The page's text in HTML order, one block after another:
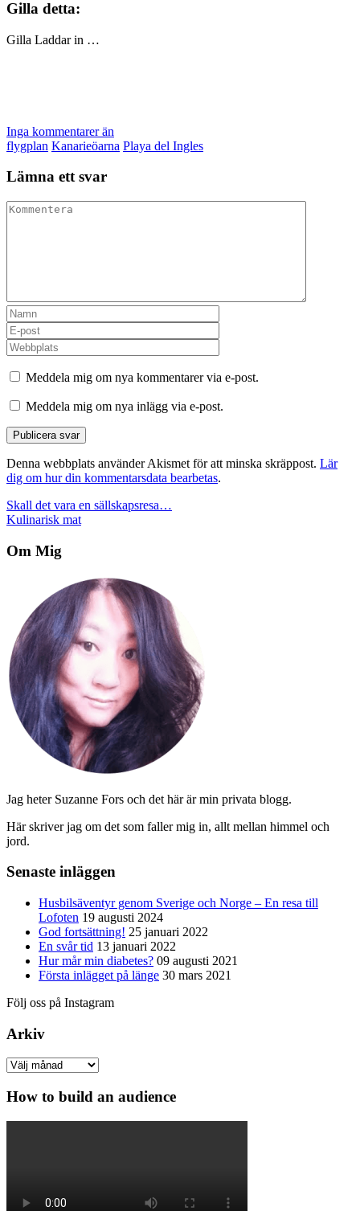
Gilla detta:
Gilla Laddar in …
Inga kommentarer än
flygplan Kanarieöarna Playa del Ingles
Lämna ett svar
Meddela mig om nya kommentarer via e-post.
Meddela mig om nya inlägg via e-post.
Denna webbplats använder Akismet för att minska skräppost. Lär
dig om hur din kommentarsdata bearbetas.
Inläggsnavigering
Skall det vara en sällskapsresa…
Kulinarisk mat
Om Mig
Jag heter Suzanne Fors och det här är min privata blogg.
Här skriver jag om det som faller mig in, allt mellan himmel och
jord.
Senaste inläggen
Husbilsäventyr genom Sverige och Norge – En resa till
Lofoten 19 augusti 2024
God fortsättning! 25 januari 2022
En svår tid 13 januari 2022
Hur mår min diabetes? 09 augusti 2021
Första inlägget på länge 30 mars 2021
Följ oss på Instagram
Arkiv
Arkiv
How to build an audience